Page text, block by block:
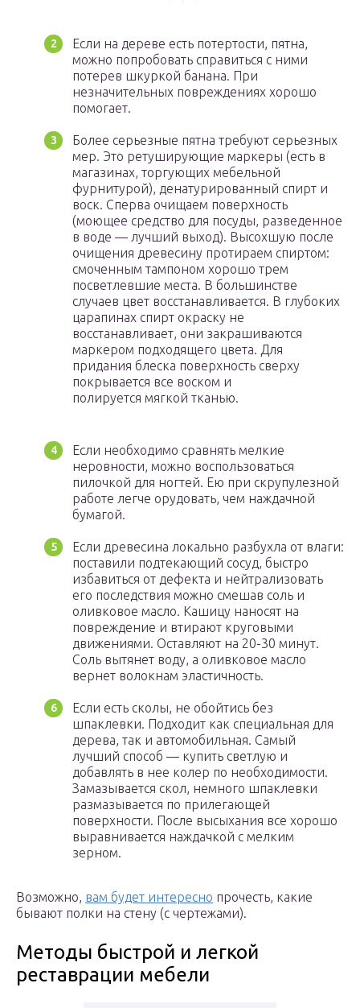
Если на дереве есть потертости, пятна,
можно попробовать справиться с ними
потерев шкуркой банана. При
незначительных повреждениях хорошо
помогает.
Более серьезные пятна требуют серьезных
мер. Это ретуширующие маркеры (есть в
магазинах, торгующих мебельной
фурнитурой), денатурированный спирт и
воск. Сперва очищаем поверхность
(моющее средство для посуды, разведенное
в воде — лучший выход). Высохшую после
очищения древесину протираем спиртом:
смоченным тампоном хорошо трем
посветлевшие места. В большинстве
случаев цвет восстанавливается. В глубоких
царапинах спирт окраску не
восстанавливает, они закрашиваются
маркером подходящего цвета. Для
придания блеска поверхность сверху
покрывается все воском и
полируется мягкой тканью.
Если необходимо сравнять мелкие
неровности, можно воспользоваться
пилочкой для ногтей. Ею при скрупулезной
работе легче орудовать, чем наждачной
бумагой.
Если древесина локально разбухла от влаги:
поставили подтекающий сосуд, быстро
избавиться от дефекта и нейтрализовать
его последствия можно смешав соль и
оливковое масло. Кашицу наносят на
повреждение и втирают круговыми
движениями. Оставляют на 20-30 минут.
Соль вытянет воду, а оливковое масло
вернет волокнам эластичность.
Если есть сколы, не обойтись без
шпаклевки. Подходит как специальная для
дерева, так и автомобильная. Самый
лучший способ — купить светлую и
добавлять в нее колер по необходимости.
Замазывается скол, немного шпаклевки
размазывается по прилегающей
поверхности. После высыхания все хорошо
выравнивается наждачкой с мелким
зерном.
Возможно, вам будет интересно прочесть, какие
бывают полки на стену (с чертежами).
Методы быстрой и легкой
реставрации мебели